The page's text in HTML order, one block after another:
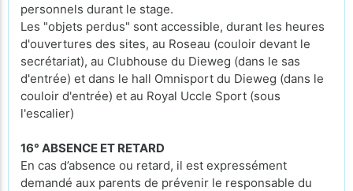
personnels durant le stage.
Les "objets perdus" sont accessible, durant les heures
d'ouvertures des sites, au Roseau (couloir devant le
secrétariat), au Clubhouse du Dieweg (dans le sas
d'entrée) et dans le hall Omnisport du Dieweg (dans le
couloir d'entrée) et au Royal Uccle Sport (sous
l'escalier)
16° ABSENCE ET RETARD
En cas d’absence ou retard, il est expressément
demandé aux parents de prévenir le responsable du